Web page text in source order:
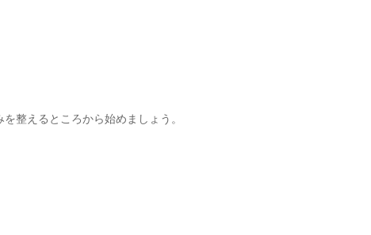
整えるところから始めましょう。